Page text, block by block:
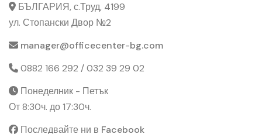
БЪЛГАРИЯ, с.Труд, 4199
ул. Стопански Двор №2
manager@officecenter-bg.com
0882 166 292 / 032 39 29 02
Понеделник - Петък
От 8:30ч. до 17:30ч.
Последвайте ни в Facebook